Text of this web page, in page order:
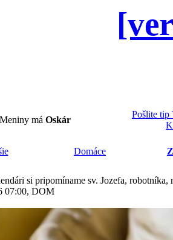
Meniny má Oskár
Pošlite tip
Domáce
si pripomíname sv. Jozefa, robotníka,
07:00, DOM